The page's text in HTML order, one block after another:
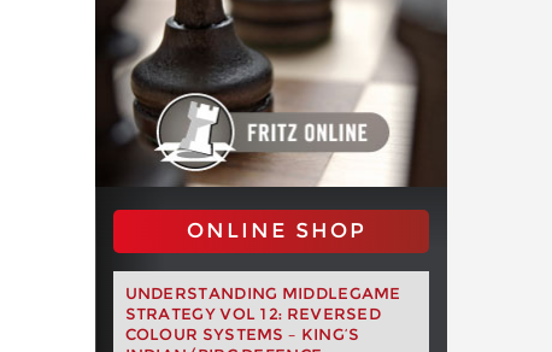
ONLINE SHOP
UNDERSTANDING MIDDLEGAME
STRATEGY VOL 12: REVERSED
COLOUR SYSTEMS – KING’S